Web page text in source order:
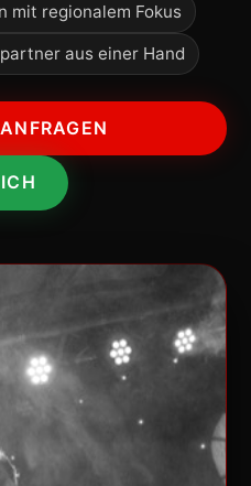
mit regionalem Fokus
aus einer Hand